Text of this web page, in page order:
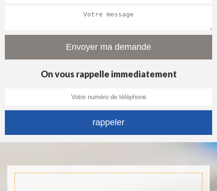
On vous rappelle immediatement